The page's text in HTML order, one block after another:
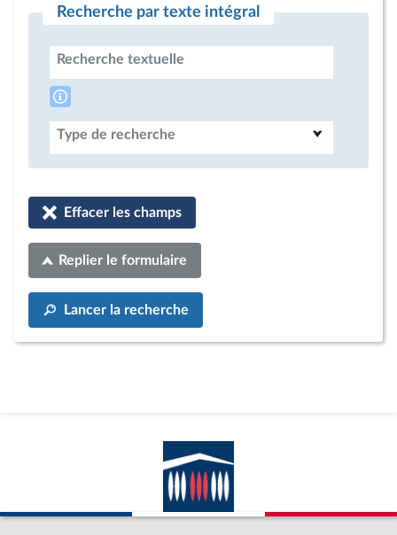
Recherche par texte intégral
Recherche textuelle
Type de recherche
Effacer les champs
Replier le formulaire
Lancer la recherche